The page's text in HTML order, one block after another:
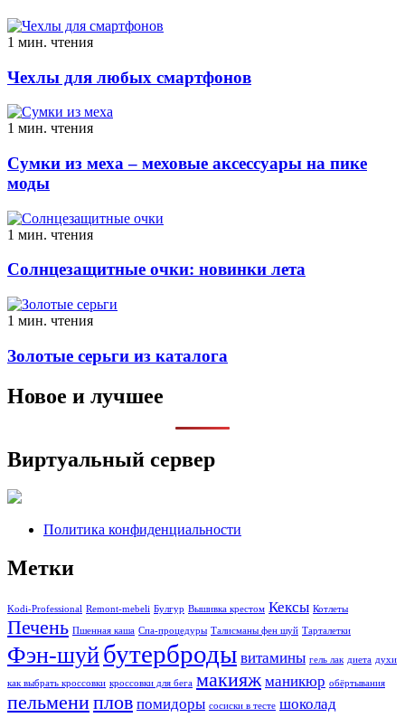
1 мин. чтения
Чехлы для любых смартфонов
1 мин. чтения
Сумки из меха – меховые аксессуары на пике
моды
1 мин. чтения
Солнцезащитные очки: новинки лета
1 мин. чтения
Золотые серьги из каталога
Новое и лучшее
Виртуальный сервер
Политика конфиденциальности
Метки
Kodi-Professional Remont-mebeli Булгур Вышивка крестом Кексы Котлеты
Печень Пшенная каша Спа-процедуры Талисманы фен шуй Тарталетки
Фэн-шуйбутерброды витамины гель лак диета духи
как выбрать кроссовки кроссовки для бега макияж маникюр обёртывания
пельмениплов помидоры сосиски в тесте шоколад